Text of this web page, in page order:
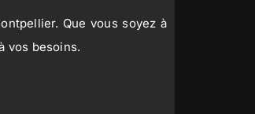
Que vous soyez à
vos besoins.